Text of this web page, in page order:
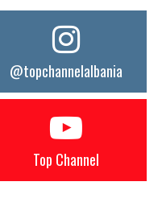
@topchannelalbania
Top Channel